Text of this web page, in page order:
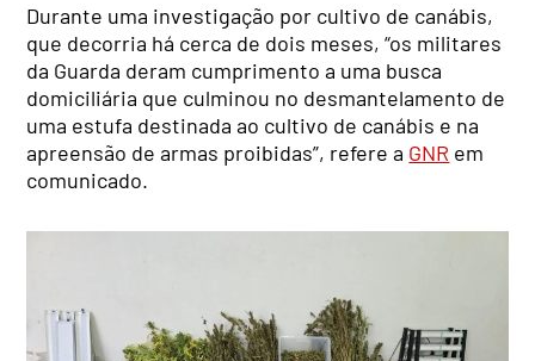
Durante uma investigação por cultivo de canábis,
que decorria há cerca de dois meses, “os militares
da Guarda deram cumprimento a uma busca
domiciliária que culminou no desmantelamento de
uma estufa destinada ao cultivo de canábis e na
apreensão de armas proibidas”, refere a GNR em
comunicado.